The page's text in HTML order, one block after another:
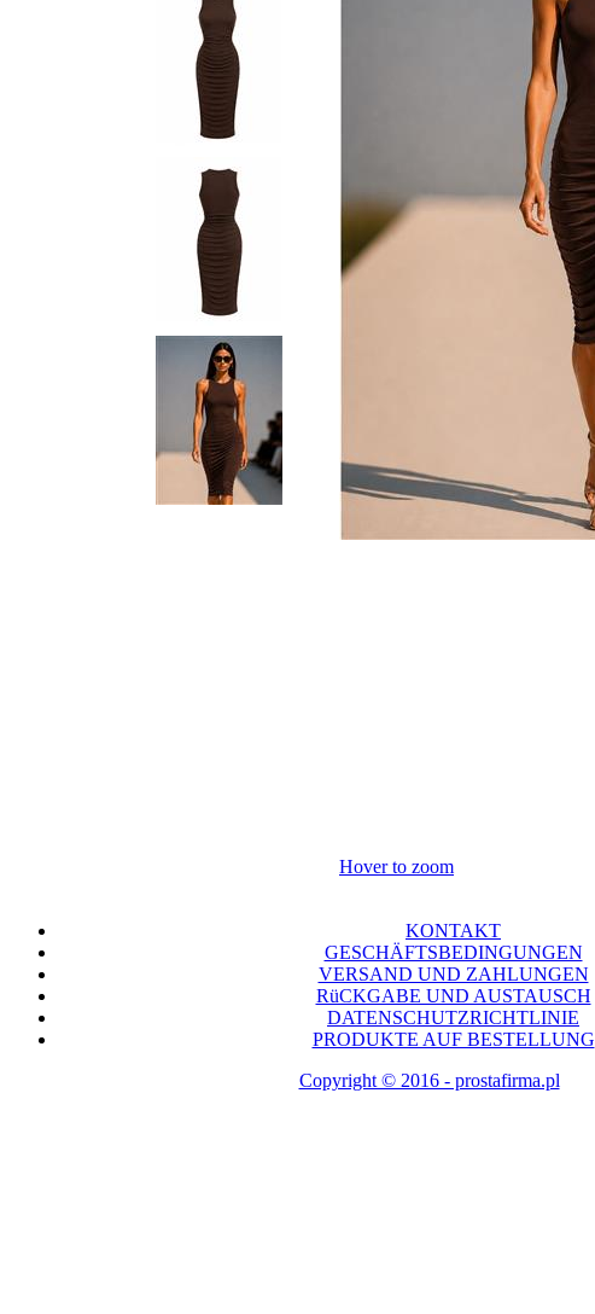
Hover to zoom
KONTAKT
GESCHÄFTSBEDINGUNGEN
VERSAND UND ZAHLUNGEN
RüCKGABE UND AUSTAUSCH
DATENSCHUTZRICHTLINIE
PRODUKTE AUF BESTELLUNG
Copyright © 2016 - prostafirma.pl